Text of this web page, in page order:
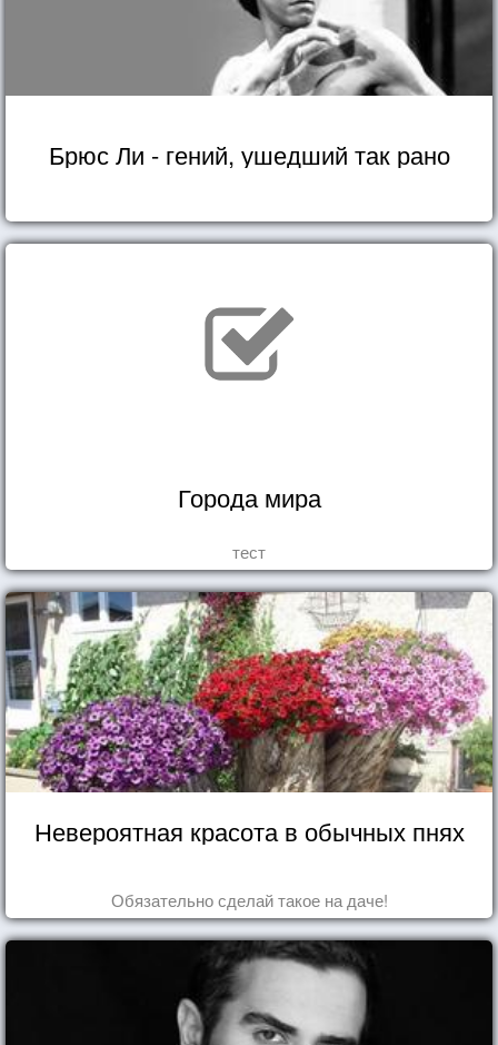
Брюс Ли - гений, ушедший так рано
Города мира
тест
Невероятная красота в обычных пнях
Обязательно сделай такое на даче!